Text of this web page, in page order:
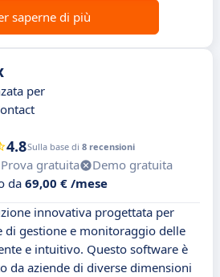
saperne di più
per
4.8Sulla base di 8 recensioni
Prova gratuita
Demo gratuita
da 69,00 € /mese
innovativa progettata per
di gestione e monitoraggio delle
e intuitivo. Questo software è
da aziende di diverse dimensioni